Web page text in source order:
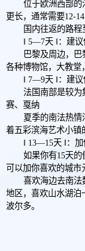
位于欧洲西部的
更长，通常需要12-14
国内往返的路程
‖ 5—7天 ‖：建
巴黎及周边，
各种博物馆，大教堂
‖ 7—9天 ‖：建
法国南部是较为
赛、戛纳
夏季的南法热
着五彩滨海艺术小镇
‖ 13—15天 ‖：
如果你有15天
可以加你喜欢的城市
喜欢海边去南法
地区，喜欢山水湖泊
波尔多。